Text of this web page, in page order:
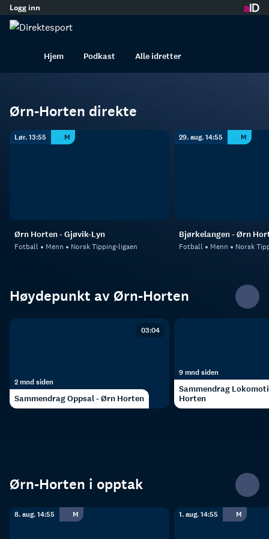
innhold
Logg inn
Hjem Podkast Alle idretter
Ørn-Horten
Ørn-Horten direkte
Lør. 13:55 M
Ørn Horten - Gjøvik-Lyn
Fotball Menn Norsk Tipping-ligaen
29. aug. 14:55 M
Bjørkelangen - Ørn
Fotball Menn Norsk
Høydepunkt av Ørn-Horten
03:04
2 mnd siden
Sammendrag Oppsal - Ørn Horten
9 mnd siden
Sammendrag
Horten
Ørn-Horten i opptak
8. aug. 14:55 M 1. aug. 14:55 M